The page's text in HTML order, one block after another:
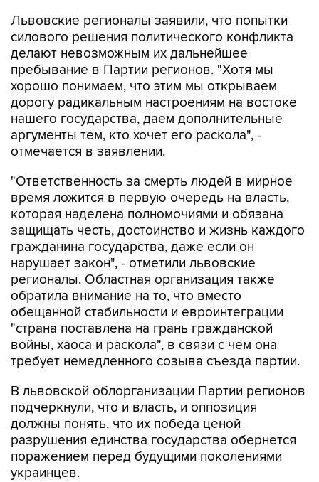
Львовские регионалы заявили, что попытки
силового решения политического конфликта
делают невозможным их дальнейшее
пребывание в Партии регионов. "Хотя мы
хорошо понимаем, что этим мы открываем
дорогу радикальным настроениям на востоке
нашего государства, даем дополнительные
аргументы тем, кто хочет его раскола", -
отмечается в заявлении.
"Ответственность за смерть людей в мирное
время ложится в первую очередь на власть,
которая наделена полномочиями и обязана
защищать честь, достоинство и жизнь каждого
гражданина государства, даже если он
нарушает закон", - отметили львовские
регионалы. Областная организация также
обратила внимание на то, что вместо
обещанной стабильности и евроинтеграции
"страна поставлена на грань гражданской
войны, хаоса и раскола", в связи с чем она
требует немедленного созыва съезда партии.
В львовской облорганизации Партии регионов
подчеркнули, что и власть, и оппозиция
должны понять, что их победа ценой
разрушения единства государства обернется
поражением перед будущими поколениями
украинцев.